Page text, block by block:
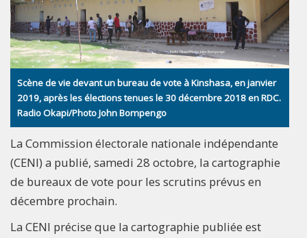
Scène de vie devant un bureau de vote à Kinshasa, en janvier
2019, après les élections tenues le 30 décembre 2018 en RDC.
Radio Okapi/Photo John Bompengo
La Commission électorale nationale indépendante
(CENI) a publié, samedi 28 octobre, la cartographie
de bureaux de vote pour les scrutins prévus en
décembre prochain.
La CENI précise que la cartographie publiée est